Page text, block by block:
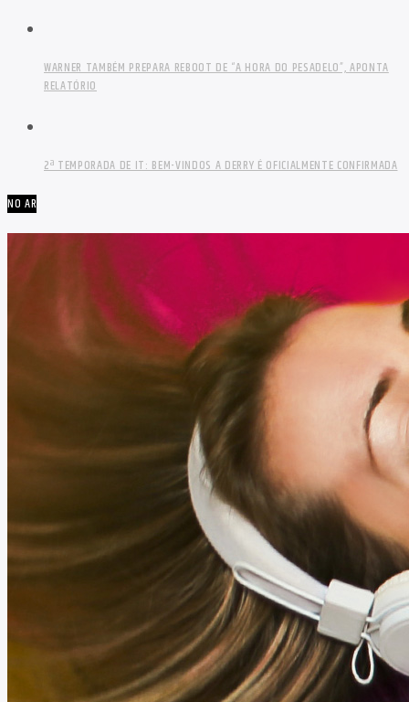
WARNER TAMBÉM PREPARA REBOOT DE “A HORA DO PESADELO”, APONTA
RELATÓRIO
2ª TEMPORADA DE IT: BEM-VINDOS A DERRY É OFICIALMENTE CONFIRMADA
NO AR